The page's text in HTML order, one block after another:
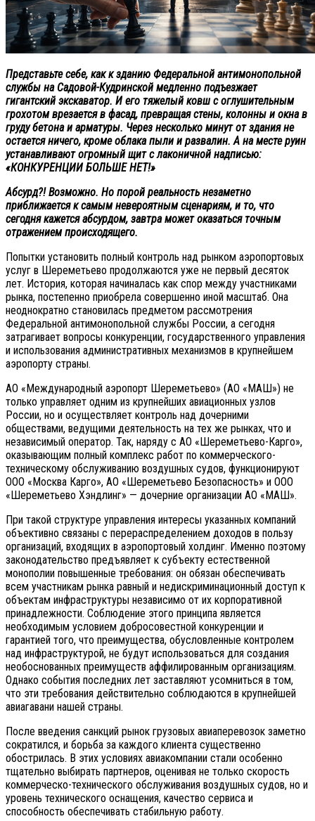
Представьте себе, как к зданию Федеральной антимонопольной
службы на Садовой-Кудринской медленно подъезжает
гигантский экскаватор. И его тяжелый ковш с оглушительным
грохотом врезается в фасад, превращая стены, колонны и окна в
груду бетона и арматуры. Через несколько минут от здания не
остается ничего, кроме облака пыли и развалин. А на месте руин
устанавливают огромный щит с лаконичной надписью:
«КОНКУРЕНЦИИ БОЛЬШЕ НЕТ!»
Абсурд?! Возможно. Но порой реальность незаметно
приближается к самым невероятным сценариям, и то, что
сегодня кажется абсурдом, завтра может оказаться точным
отражением происходящего.
Попытки установить полный контроль над рынком аэропортовых
услуг в Шереметьево продолжаются уже не первый десяток
лет. История, которая начиналась как спор между участниками
рынка, постепенно приобрела совершенно иной масштаб. Она
неоднократно становилась предметом рассмотрения
Федеральной антимонопольной службы России, а сегодня
затрагивает вопросы конкуренции, государственного управления
и использования административных механизмов в крупнейшем
аэропорту страны.
АО «Международный аэропорт Шереметьево» (АО «МАШ») не
только управляет одним из крупнейших авиационных узлов
России, но и осуществляет контроль над дочерними
обществами, ведущими деятельность на тех же рынках, что и
независимый оператор. Так, наряду с АО «Шереметьево-Карго»,
оказывающим полный комплекс работ по коммерческого-
техническому обслуживанию воздушных судов, функционируют
ООО «Москва Карго», АО «Шереметьево Безопасность» и ООО
«Шереметьево Хэндлинг» — дочерние организации АО «МАШ».
При такой структуре управления интересы указанных компаний
объективно связаны с перераспределением доходов в пользу
организаций, входящих в аэропортовый холдинг. Именно поэтому
законодательство предъявляет к субъекту естественной
монополии повышенные требования: он обязан обеспечивать
всем участникам рынка равный и недискриминационный доступ к
объектам инфраструктуры независимо от их корпоративной
принадлежности. Соблюдение этого принципа является
необходимым условием добросовестной конкуренции и
гарантией того, что преимущества, обусловленные контролем
над инфраструктурой, не будут использоваться для создания
необоснованных преимуществ аффилированным организациям.
Однако события последних лет заставляют усомниться в том,
что эти требования действительно соблюдаются в крупнейшей
авиагавани нашей страны.
После введения санкций рынок грузовых авиаперевозок заметно
сократился, и борьба за каждого клиента существенно
обострилась. В этих условиях авиакомпании стали особенно
тщательно выбирать партнеров, оценивая не только скорость
коммерческо-технического обслуживания воздушных судов, но и
уровень технического оснащения, качество сервиса и
способность обеспечивать стабильную работу.